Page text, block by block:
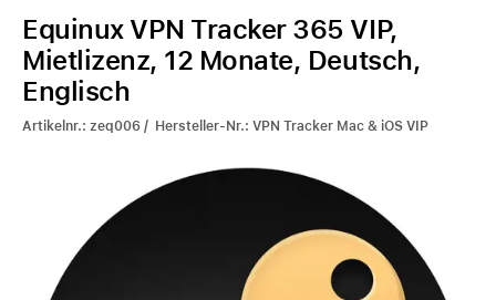
Equinux VPN Tracker 365 VIP,
Mietlizenz, 12 Monate, Deutsch,
Englisch
Artikelnr.: zeq006 / Hersteller-Nr.: VPN Tracker Mac & iOS VIP